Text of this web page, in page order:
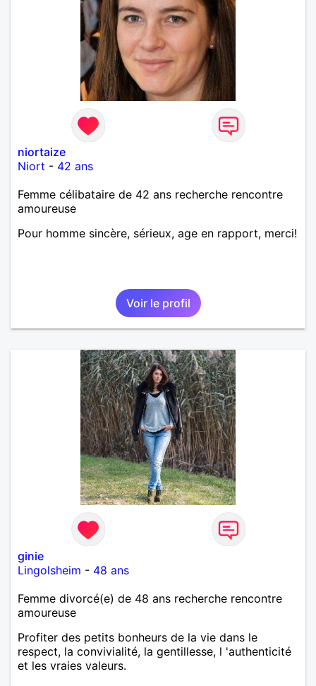
niortaize
Niort - 42 ans
Femme célibataire de 42 ans recherche rencontre
amoureuse
Pour homme sincère, sérieux, age en rapport, merci!
Voir le profil
ginie
Lingolsheim - 48 ans
Femme divorcé(e) de 48 ans recherche rencontre
amoureuse
Profiter des petits bonheurs de la vie dans le
respect, la convivialité, la gentillesse, l 'authenticité
et les vraies valeurs.